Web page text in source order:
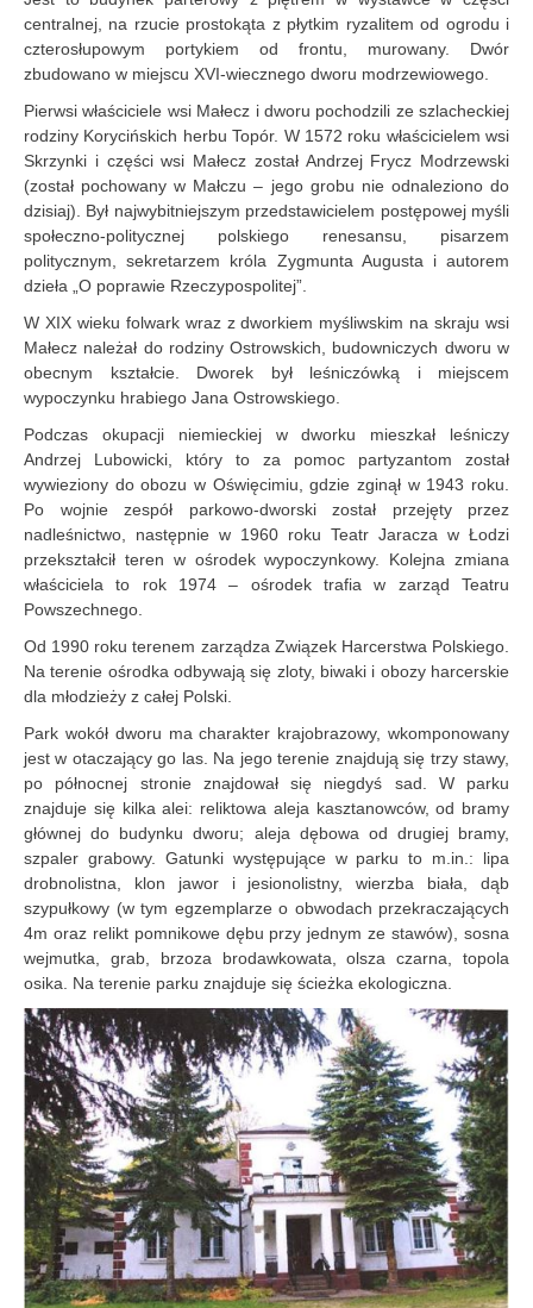
centralnej, na rzucie prostokąta z płytkim ryzalitem od ogrodu i
czterosłupowym portykiem od frontu, murowany. Dwór
zbudowano w miejscu XVI-wiecznego dworu modrzewiowego.
Pierwsi właściciele wsi Małecz i dworu pochodzili ze szlacheckiej
rodziny Korycińskich herbu Topór. W 1572 roku właścicielem wsi
Skrzynki i części wsi Małecz został Andrzej Frycz Modrzewski
(został pochowany w Małczu – jego grobu nie odnaleziono do
dzisiaj). Był najwybitniejszym przedstawicielem postępowej myśli
społeczno-politycznej polskiego renesansu, pisarzem
politycznym, sekretarzem króla Zygmunta Augusta i autorem
dzieła „O poprawie Rzeczypospolitej”.
W XIX wieku folwark wraz z dworkiem myśliwskim na skraju wsi
Małecz należał do rodziny Ostrowskich, budowniczych dworu w
obecnym kształcie. Dworek był leśniczówką i miejscem
wypoczynku hrabiego Jana Ostrowskiego.
Podczas okupacji niemieckiej w dworku mieszkał leśniczy
Andrzej Lubowicki, który to za pomoc partyzantom został
wywieziony do obozu w Oświęcimiu, gdzie zginął w 1943 roku.
Po wojnie zespół parkowo-dworski został przejęty przez
nadleśnictwo, następnie w 1960 roku Teatr Jaracza w Łodzi
przekształcił teren w ośrodek wypoczynkowy. Kolejna zmiana
właściciela to rok 1974 – ośrodek trafia w zarząd Teatru
Powszechnego.
Od 1990 roku terenem zarządza Związek Harcerstwa Polskiego.
Na terenie ośrodka odbywają się zloty, biwaki i obozy harcerskie
dla młodzieży z całej Polski.
Park wokół dworu ma charakter krajobrazowy, wkomponowany
jest w otaczający go las. Na jego terenie znajdują się trzy stawy,
po północnej stronie znajdował się niegdyś sad. W parku
znajduje się kilka alei: reliktowa aleja kasztanowców, od bramy
głównej do budynku dworu; aleja dębowa od drugiej bramy,
szpaler grabowy. Gatunki występujące w parku to m.in.: lipa
drobnolistna, klon jawor i jesionolistny, wierzba biała, dąb
szypułkowy (w tym egzemplarze o obwodach przekraczających
4m oraz relikt pomnikowe dębu przy jednym ze stawów), sosna
wejmutka, grab, brzoza brodawkowata, olsza czarna, topola
osika. Na terenie parku znajduje się ścieżka ekologiczna.